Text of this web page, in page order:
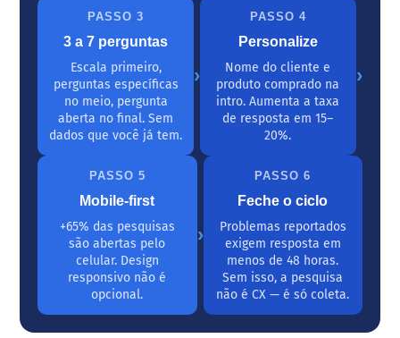
PASSO 3
3 a 7 perguntas
Escala primeiro,
perguntas específicas
no meio, pergunta
aberta no final. Sem
dados que você já tem.
›
PASSO 4
Personalize
Nome do cliente e
produto comprado na
intro. Aumenta a taxa
de resposta em 15–
20%.
›
PASSO 5
Mobile-first
+65% das pesquisas
são abertas pelo
celular. Design
responsivo não é
opcional.
›
PASSO 6
Feche o ciclo
Problemas reportados
exigem resposta em
menos de 48 horas.
Sem isso, a pesquisa
não é CX — é só coleta.